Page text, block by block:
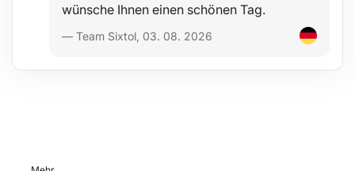
82 mm, 75-77 mm
1x 36-flankiger Schlüssel: 93 mm
Technische Daten:
wünsche Ihnen einen schönen Tag.
— Team Sixtol, 03. 08. 2026